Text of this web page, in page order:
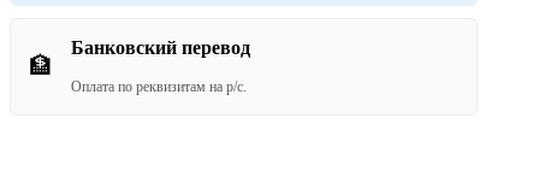
🏦
Банковский перевод
Оплата по реквизитам на р/с.